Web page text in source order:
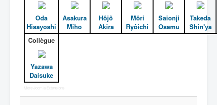
Oda
Hisayoshi
Asakura
Miho
Hôjô
Akira
Môri
Ryôichi
Saionji
Osamu
Takeda
Shin'ya
Collègue
Yazawa
Daisuke
More Joomla Extensions